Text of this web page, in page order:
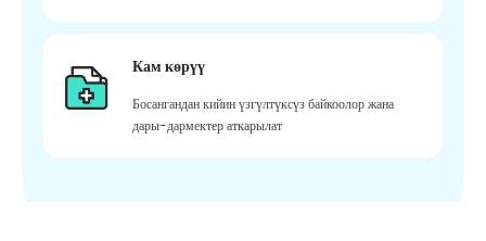
Кам көрүү
Босангандан кийин үзгүлтүксүз байкоолор жана
дары-дармектер аткарылат